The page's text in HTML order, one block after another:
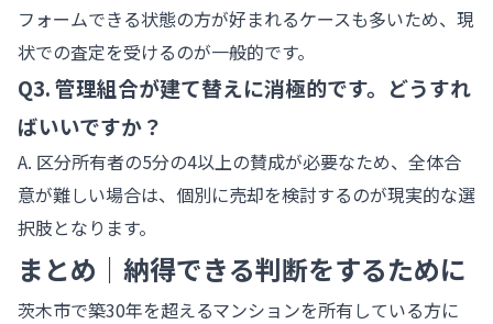
フォームできる状態の方が好まれるケースも多いため、現
状での査定を受けるのが一般的です。
Q3. 管理組合が建て替えに消極的です。どうすれ
ばいいですか？
A. 区分所有者の5分の4以上の賛成が必要なため、全体合
意が難しい場合は、個別に売却を検討するのが現実的な選
択肢となります。
まとめ｜納得できる判断をするために
茨木市で築30年を超えるマンションを所有している方に